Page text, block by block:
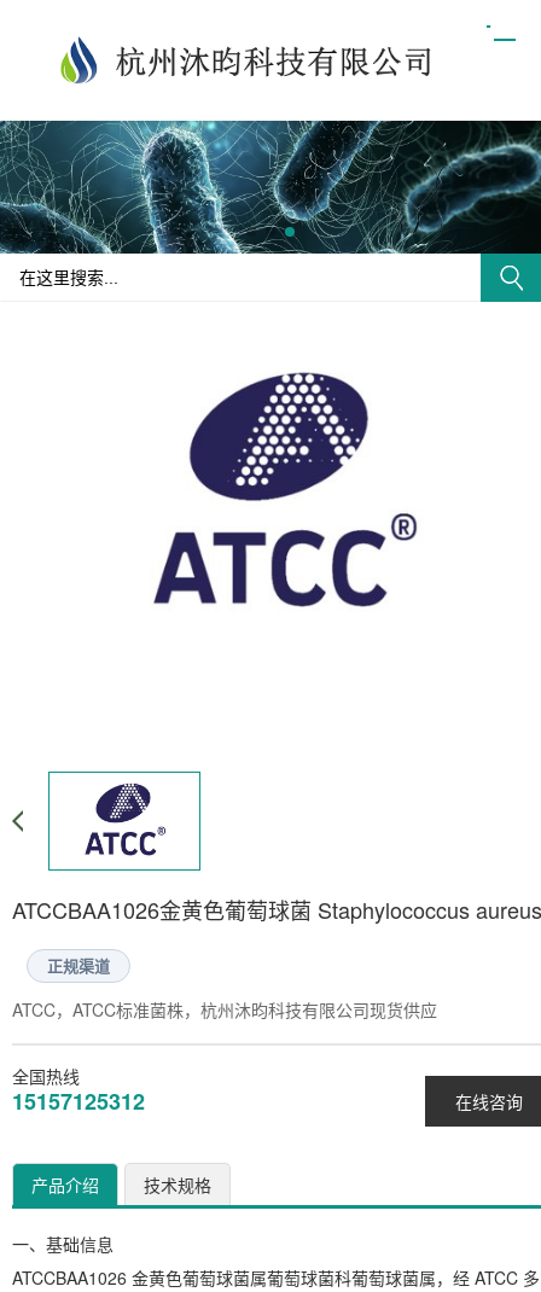
ATCCBAA1026金黄色葡萄球菌 Staphylococcus aureus
正规渠道
ATCC，ATCC标准菌株，杭州沐昀科技有限公司现货供应
在线咨询
全国热线
15157125312
产品介绍 技术规格
一、基础信息
ATCCBAA1026 金黄色葡萄球菌属葡萄球菌科葡萄球菌属，经 ATCC 多